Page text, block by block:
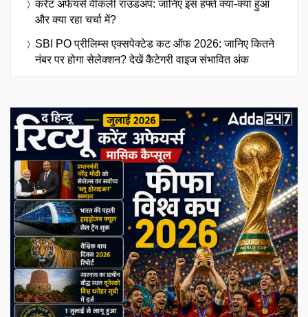
करेंट अफेयर्स वीकली राउंडअप: जानिए इस हफ्ते क्या-क्या हुआ
और क्या रहा चर्चा में?
SBI PO प्रीलिम्स एक्सपेक्टेड कट ऑफ 2026: जानिए कितने
नंबर पर होगा सेलेक्शन? देखें कैटेगरी वाइज संभावित अंक